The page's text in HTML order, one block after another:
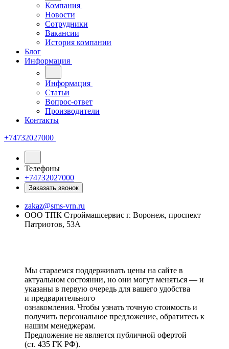
Компания
Новости
Сотрудники
Вакансии
История компании
Блог
Информация
Информация
Статьи
Вопрос-ответ
Производители
Контакты
+74732027000
Телефоны
+74732027000
Заказать звонок
zakaz@sms-vrn.ru
ООО ТПК Строймашсервис г. Воронеж, проспект
Патриотов, 53А
Мы стараемся поддерживать цены на сайте в
актуальном состоянии, но они могут меняться — и
указаны в первую очередь для вашего удобства
и предварительного
ознакомления. Чтобы узнать точную стоимость и
получить персональное предложение, обратитесь к
нашим менеджерам.
Предложение не является публичной офертой
(ст. 435 ГК РФ).